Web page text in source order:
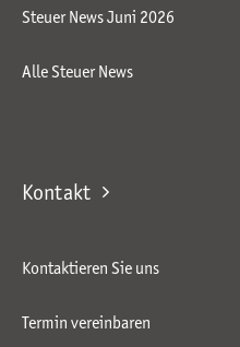
Steuer News Juni 2026
Alle Steuer News
Kontakt
Kontaktieren Sie uns
Termin vereinbaren